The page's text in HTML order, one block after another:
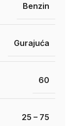
Benzin
Gurajuća
60
25 – 75